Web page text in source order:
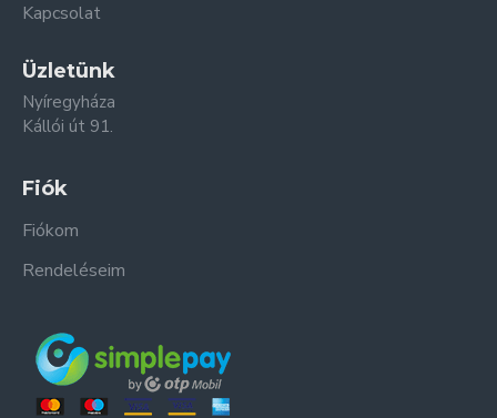
Kapcsolat
Üzletünk
Nyíregyháza
Kállói út 91.
Fiók
Fiókom
Rendeléseim